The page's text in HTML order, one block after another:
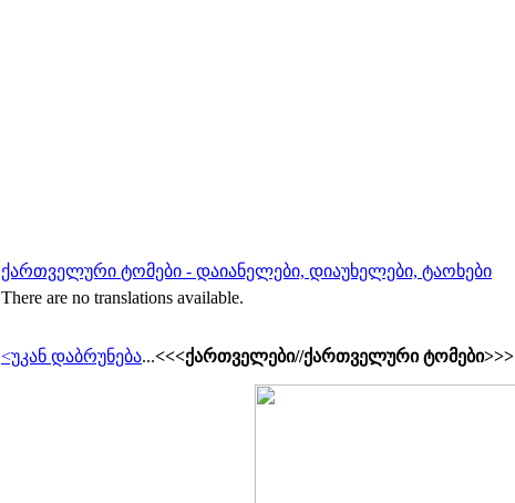
ქართველური ტომები - დაიანელები, დიაუხელები, ტაოხები
There are no translations available.
<უკან დაბრუნება...<<<ქართველები//ქართველური ტომები>>>